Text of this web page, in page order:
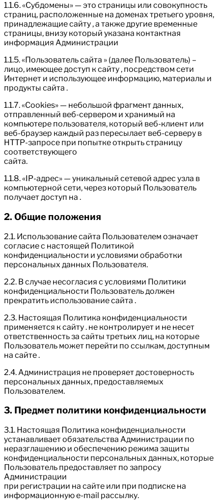
1.1.6. «Субдомены» — это страницы или совокупность
страниц, расположенные на доменах третьего уровня,
принадлежащие сайту , а также другие временные
страницы, внизу который указана контактная
информация Администрации
1.1.5. «Пользователь сайта » (далее Пользователь) –
лицо, имеющее доступ к сайту , посредством сети
Интернет и использующее информацию, материалы и
продукты сайта .
1.1.7. «Cookies» — небольшой фрагмент данных,
отправленный веб-сервером и хранимый на
компьютере пользователя, который веб-клиент или
веб-браузер каждый раз пересылает веб-серверу в
HTTP-запросе при попытке открыть страницу
соответствующего
сайта.
1.1.8. «IP-адрес» — уникальный сетевой адрес узла в
компьютерной сети, через который Пользователь
получает доступ на .
2. Общие положения
2.1. Использование сайта Пользователем означает
согласие с настоящей Политикой
конфиденциальности и условиями обработки
персональных данных Пользователя.
2.2. В случае несогласия с условиями Политики
конфиденциальности Пользователь должен
прекратить использование сайта .
2.3. Настоящая Политика конфиденциальности
применяется к сайту . не контролирует и не несет
ответственность за сайты третьих лиц, на которые
Пользователь может перейти по ссылкам, доступным
на сайте .
2.4. Администрация не проверяет достоверность
персональных данных, предоставляемых
Пользователем.
3. Предмет политики конфиденциальности
3.1. Настоящая Политика конфиденциальности
устанавливает обязательства Администрации по
неразглашению и обеспечению режима защиты
конфиденциальности персональных данных, которые
Пользователь предоставляет по запросу
Администрации
при регистрации на сайте или при подписке на
информационную e-mail рассылку.